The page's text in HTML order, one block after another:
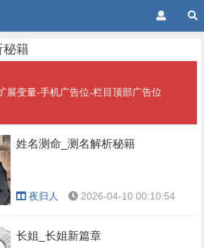
秘籍
展变量-手机广告位-栏目顶部广告位
姓名测命_测名解析秘籍
夜归人 2026-04-10 00:10:54
长姐_长姐新篇章